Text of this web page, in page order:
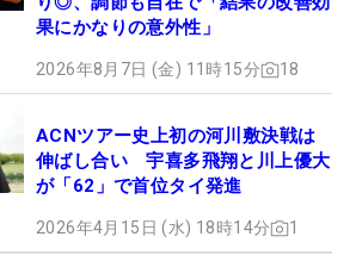
果にかなりの意外性」
2026年8月7日 (金) 11時15分 18
ACNツアー史上初の河川敷決戦は
伸ばし合い 宇喜多飛翔と川上優大
が「62」で首位タイ発進
2026年4月15日 (水) 18時14分 1